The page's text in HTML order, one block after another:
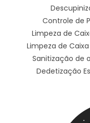
Controle de
Limpeza de
Limpeza de
Sanitização de
Dedetização